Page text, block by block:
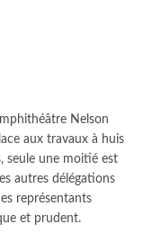
Nelson
aux travaux à huis
seule une moitié est
autres délégations
représentants
et prudent.